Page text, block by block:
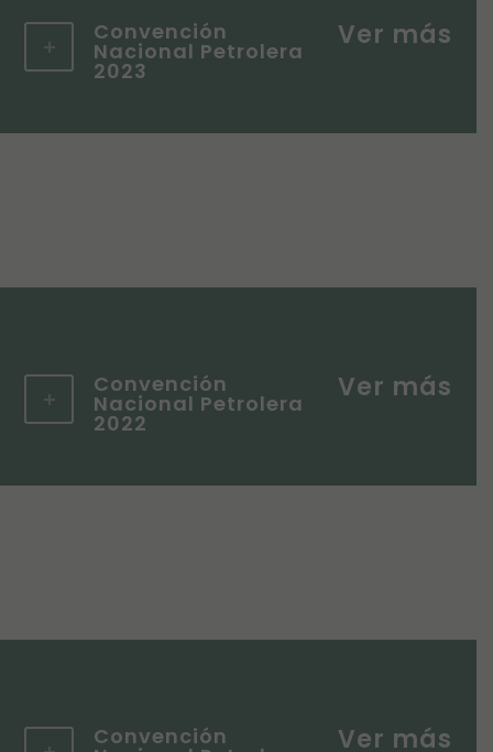
Convención
Nacional Petrolera
2023
Convención
Nacional Petrolera
2022
Convención